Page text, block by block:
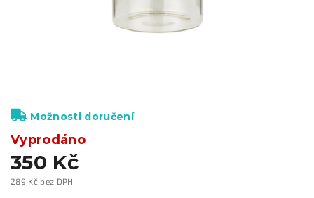
350 Kč
289 Kč bez DPH
Vyprodáno
Možnosti doručení